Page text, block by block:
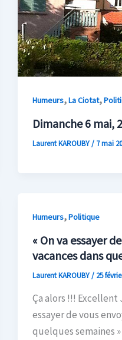
Humeurs,La Ciotat,
Dimanche 6 mai,
Laurent KAROUBY/ 7 mai
Humeurs,Politique
« On va essayer
vacances dans
Laurent KAROUBY/ 25
Ça alors !!! Excellent
essayer de vous
quelques semaines »